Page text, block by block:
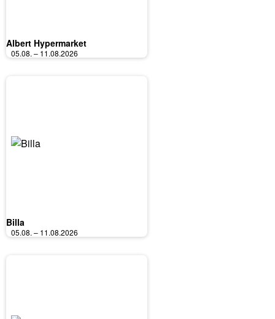
Albert Hypermarket
05.08. – 11.08.2026
Billa
05.08. – 11.08.2026